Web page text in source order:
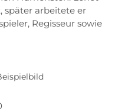
später arbeitete er
Regisseur sowie